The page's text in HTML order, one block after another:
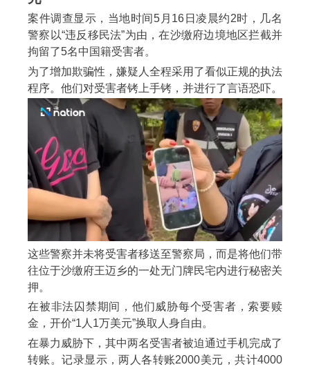
案件调查显示，当地时间5月16日凌晨约2时，几名
警察以“违反移民法”为由，在沙缴府边境地区拦截并
拘留了5名中国籍受害者。
为了增加欺骗性，嫌疑人全程采用了看似正规的执法
程序。他们对受害者铐上手铐，并进行了言语恐吓。
这些警察并未将受害者移送至警察局，而是将他们带
往位于沙缴府王迈乡的一处无门牌民宅内进行秘密关
押。
在被非法囚禁期间，他们威胁每个受害者，索要赎
金，开价“1人1万美元”换取人身自由。
在暴力威胁下，其中两名受害者被迫通过手机完成了
转账。记录显示，两人各转账2000美元，共计4000